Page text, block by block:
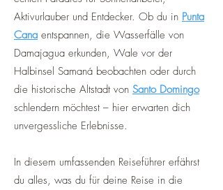
Aktivurlauber und Entdecker. Ob du in Punta
Cana entspannen, die Wasserfälle von
Damajagua erkunden, Wale vor der
Halbinsel Samaná beobachten oder durch
die historische Altstadt von Santo Domingo
schlendern möchtest – hier erwarten dich
unvergessliche Erlebnisse.
In diesem umfassenden Reiseführer erfährst
du alles, was du für deine Reise in die